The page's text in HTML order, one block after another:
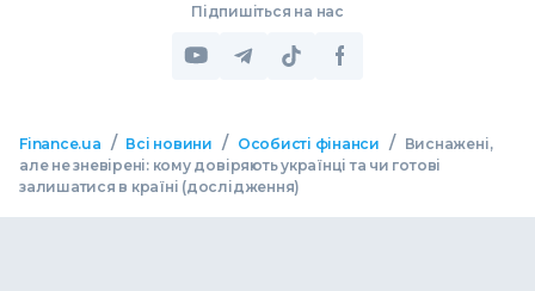
Підпишіться на нас
Finance.ua / Всі новини / Особисті фінанси /
Виснажені,
але не зневірені: кому довіряють українці та чи готові
залишатися в країні (дослідження)